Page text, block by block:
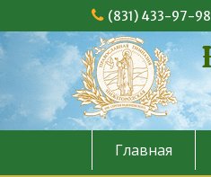
(831) 433-97-98
Главная